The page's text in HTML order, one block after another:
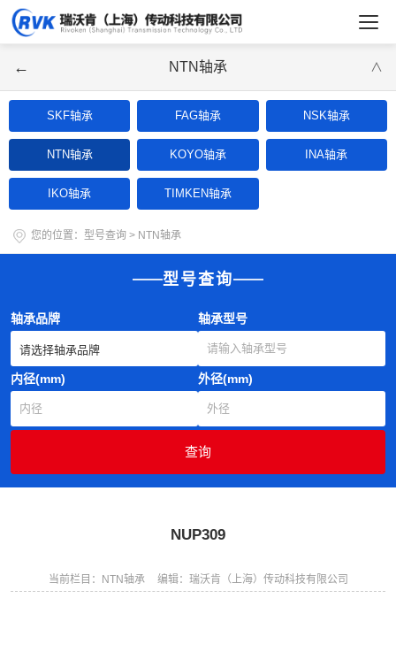
← NTN轴承 ∨
SKF轴承 FAG轴承 NSK轴承
NTN轴承 KOYO轴承 INA轴承
IKO轴承 TIMKEN轴承
您的位置： 型号查询 > NTN轴承
型号查询
轴承品牌 轴承型号
内径(mm) 外径(mm)
NUP309
当前栏目：NTN轴承 编辑：瑞沃肯（上海）传动科技有限公司